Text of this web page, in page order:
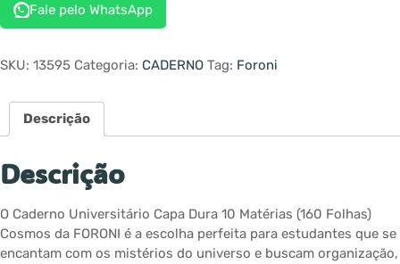
Fale pelo WhatsApp
SKU: 13595 Categoria: CADERNO Tag: Foroni
Descrição
Descrição
O Caderno Universitário Capa Dura 10 Matérias (160 Folhas)
Cosmos da FORONI é a escolha perfeita para estudantes que se
encantam com os mistérios do universo e buscam organização,